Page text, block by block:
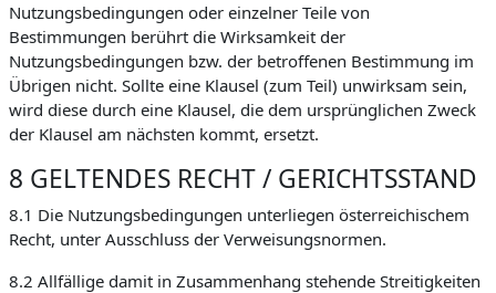
Nutzungsbedingungen oder einzelner Teile von
Bestimmungen berührt die Wirksamkeit der
Nutzungsbedingungen bzw. der betroffenen Bestimmung im
Übrigen nicht. Sollte eine Klausel (zum Teil) unwirksam sein,
wird diese durch eine Klausel, die dem ursprünglichen Zweck
der Klausel am nächsten kommt, ersetzt.
8 GELTENDES RECHT / GERICHTSSTAND
8.1 Die Nutzungsbedingungen unterliegen österreichischem
Recht, unter Ausschluss der Verweisungsnormen.
8.2 Allfällige damit in Zusammenhang stehende Streitigkeiten